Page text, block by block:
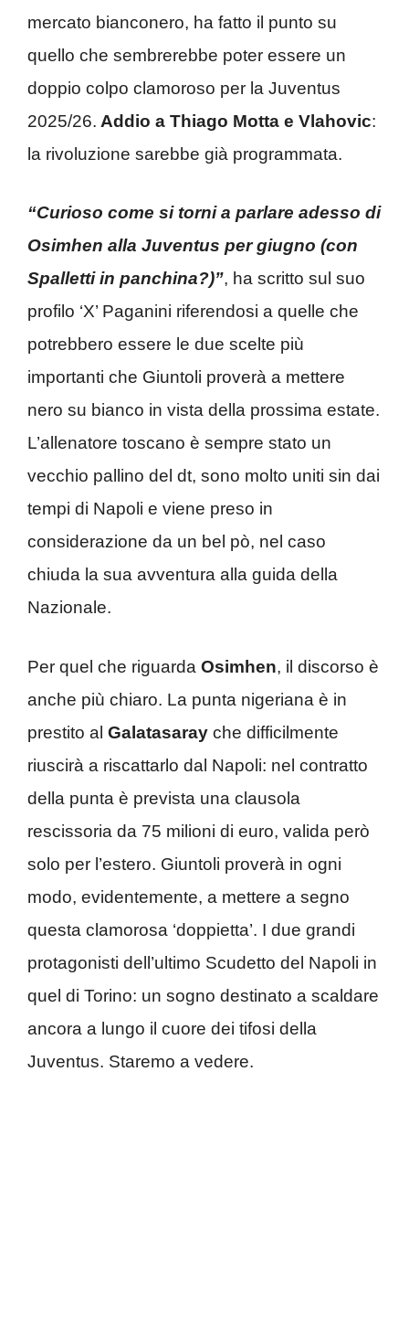
mercato bianconero, ha fatto il punto su
quello che sembrerebbe poter essere un
doppio colpo clamoroso per la Juventus
2025/26. Addio a Thiago Motta e Vlahovic:
la rivoluzione sarebbe già programmata.
“Curioso come si torni a parlare adesso di
Osimhen alla Juventus per giugno (con
Spalletti in panchina?)”, ha scritto sul suo
profilo ‘X’ Paganini riferendosi a quelle che
potrebbero essere le due scelte più
importanti che Giuntoli proverà a mettere
nero su bianco in vista della prossima estate.
L’allenatore toscano è sempre stato un
vecchio pallino del dt, sono molto uniti sin dai
tempi di Napoli e viene preso in
considerazione da un bel pò, nel caso
chiuda la sua avventura alla guida della
Nazionale.
Per quel che riguarda Osimhen, il discorso è
anche più chiaro. La punta nigeriana è in
prestito al Galatasaray che difficilmente
riuscirà a riscattarlo dal Napoli: nel contratto
della punta è prevista una clausola
rescissoria da 75 milioni di euro, valida però
solo per l’estero. Giuntoli proverà in ogni
modo, evidentemente, a mettere a segno
questa clamorosa ‘doppietta’. I due grandi
protagonisti dell’ultimo Scudetto del Napoli in
quel di Torino: un sogno destinato a scaldare
ancora a lungo il cuore dei tifosi della
Juventus. Staremo a vedere.